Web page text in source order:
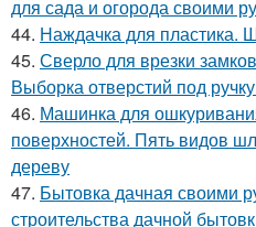
для сада и огорода своими
44. Наждачка для пластика.
45. Сверло для врезки
Выборка отверстий под
46. Машинка для
поверхностей. Пять видов
дереву
47. Бытовка дачная своими
строительства дачной